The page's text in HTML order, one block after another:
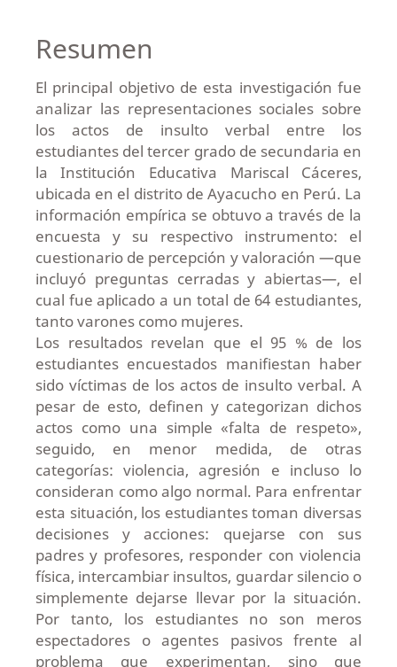
Resumen
El principal objetivo de esta investigación fue
analizar las representaciones sociales sobre
los actos de insulto verbal entre los
estudiantes del tercer grado de secundaria en
la Institución Educativa Mariscal Cáceres,
ubicada en el distrito de Ayacucho en Perú. La
información empírica se obtuvo a través de la
encuesta y su respectivo instrumento: el
cuestionario de percepción y valoración —que
incluyó preguntas cerradas y abiertas—, el
cual fue aplicado a un total de 64 estudiantes,
tanto varones como mujeres.
Los resultados revelan que el 95 % de los
estudiantes encuestados manifiestan haber
sido víctimas de los actos de insulto verbal. A
pesar de esto, definen y categorizan dichos
actos como una simple «falta de respeto»,
seguido, en menor medida, de otras
categorías: violencia, agresión e incluso lo
consideran como algo normal. Para enfrentar
esta situación, los estudiantes toman diversas
decisiones y acciones: quejarse con sus
padres y profesores, responder con violencia
física, intercambiar insultos, guardar silencio o
simplemente dejarse llevar por la situación.
Por tanto, los estudiantes no son meros
espectadores o agentes pasivos frente al
problema que experimentan, sino que